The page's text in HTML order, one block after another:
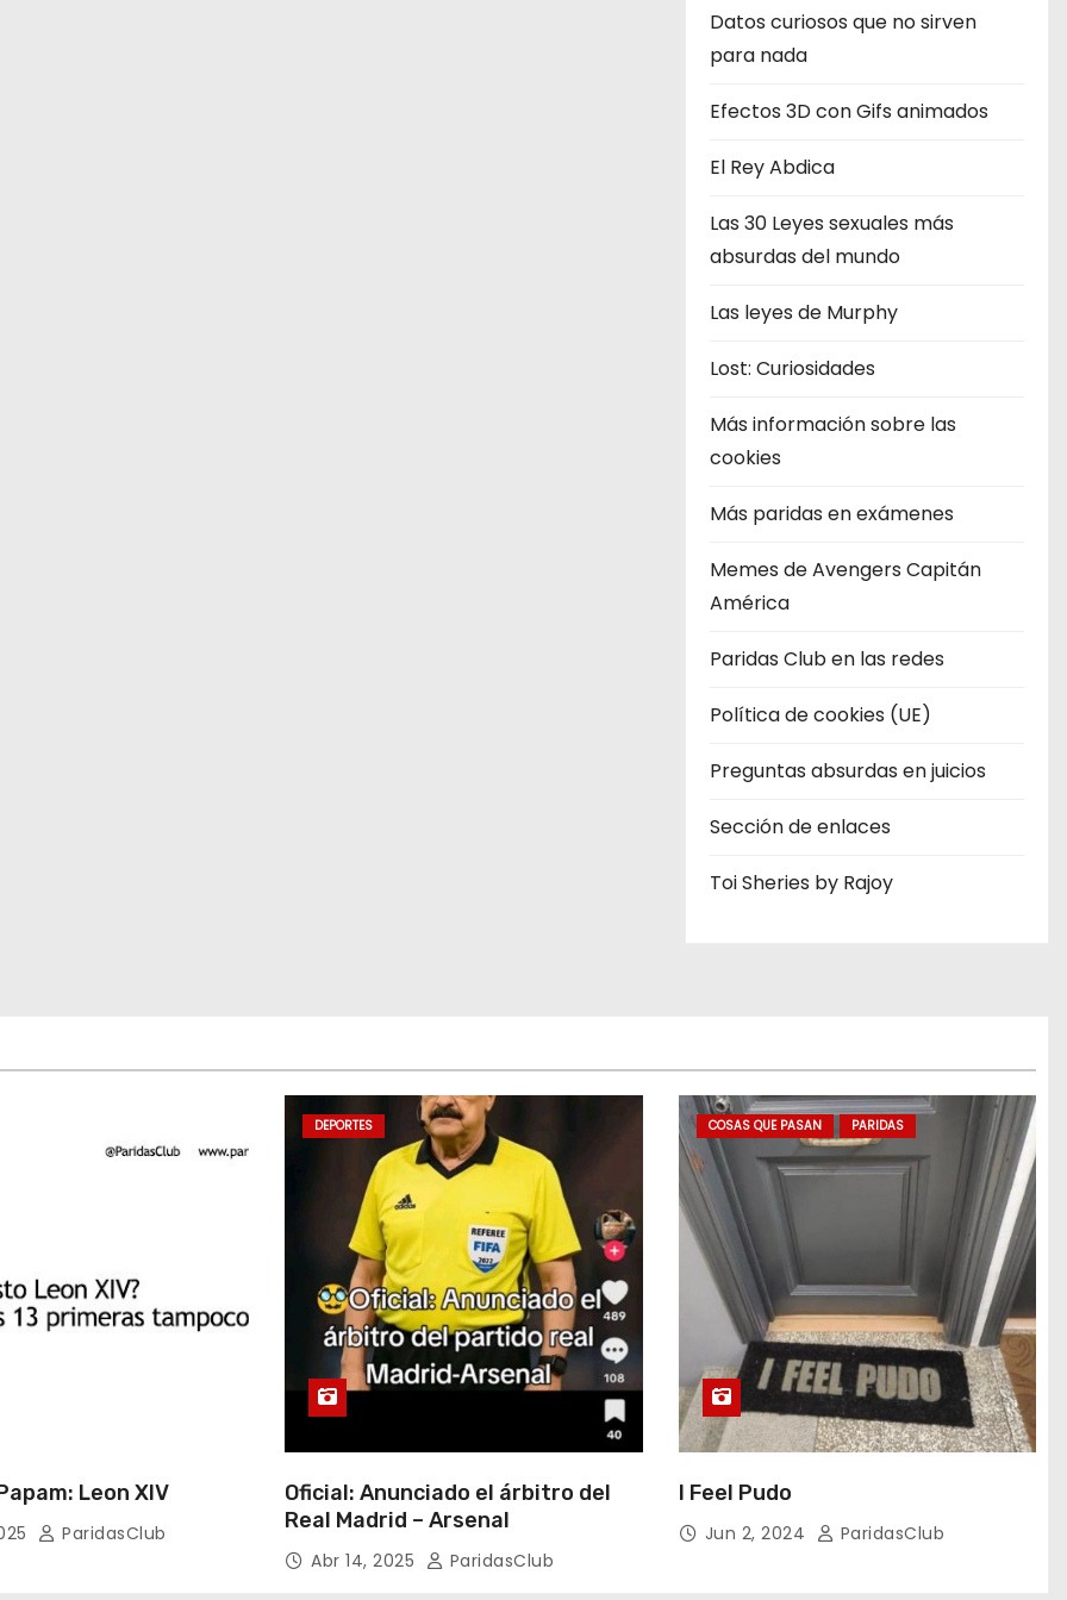
Datos curiosos que no sirven
para nada
Efectos 3D con Gifs animados
El Rey Abdica
Las 30 Leyes sexuales más
absurdas del mundo
Las leyes de Murphy
Lost: Curiosidades
Más información sobre las
cookies
Más paridas en exámenes
Memes de Avengers Capitán
América
Paridas Club en las redes
Política de cookies (UE)
Preguntas absurdas en juicios
Sección de enlaces
Toi Sheries by Rajoy
Leon XIV
ParidasClub
DEPORTES
Oficial: Anunciado el árbitro del
Real Madrid – Arsenal
Abr 14, 2025 ParidasClub
COSAS QUE PASAN PARIDAS
I Feel Pudo
Jun 2, 2024 ParidasClub